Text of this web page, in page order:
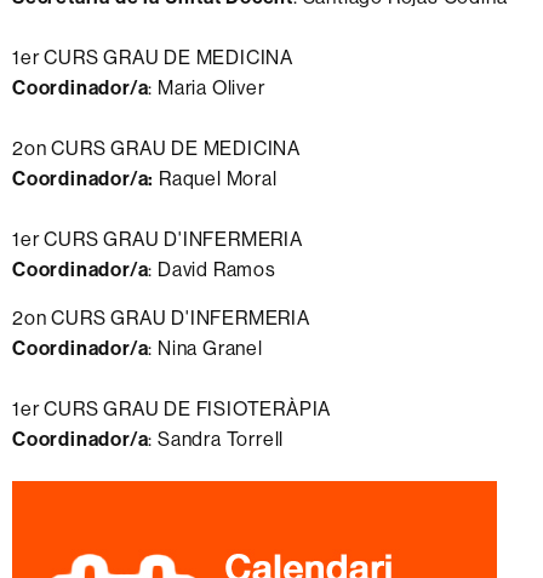
1er CURS GRAU DE MEDICINA
Coordinador/a: Maria Oliver
2on CURS GRAU DE MEDICINA
Coordinador/a: Raquel Moral
1er CURS GRAU D'INFERMERIA
Coordinador/a: David Ramos
2on CURS GRAU D'INFERMERIA
Coordinador/a: Nina Granel
1er CURS GRAU DE FISIOTERÀPIA
Coordinador/a: Sandra Torrell
Informació